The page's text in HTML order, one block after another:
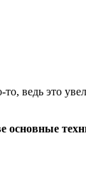
ведь это
основные